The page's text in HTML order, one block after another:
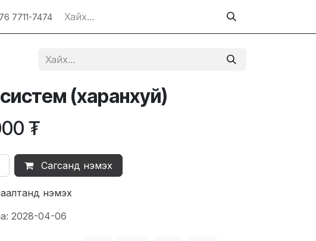
7711-7474
(харанхуй)
₮
Сагсанд нэмэх
нэмэх
2028-04-06